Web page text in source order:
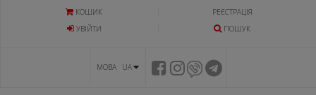
КОШИК
РЕЄСТРАЦІЯ
УВIЙТИ
ПОШУК
МОВА UA